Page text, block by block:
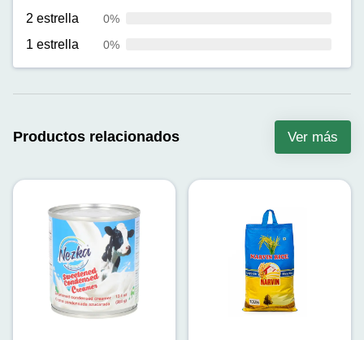
2 estrella 0%
1 estrella 0%
Productos relacionados Ver más